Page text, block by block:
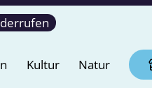
Kultur Natur